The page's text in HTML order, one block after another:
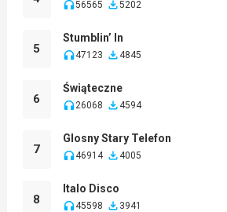
56565 5202
5
Stumblin’ In
47123 4845
6
Świąteczne
26068 4594
7
Glosny Stary Telefon
46914 4005
8
Italo Disco
45598 3941